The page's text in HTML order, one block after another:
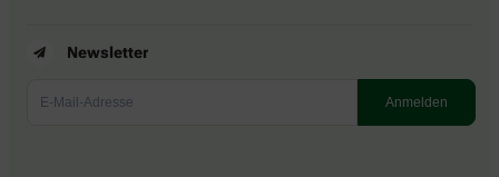
Newsletter